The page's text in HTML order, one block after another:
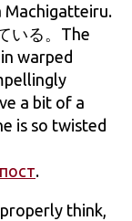
Machigatteiru.
いる。The
warped
a bit of a
is so twisted
.
think,